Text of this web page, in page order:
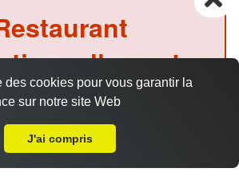
Panier Compte
ce soir
possible)
des cookies pour vous garantir la
sur notre site Web
J'ai compris